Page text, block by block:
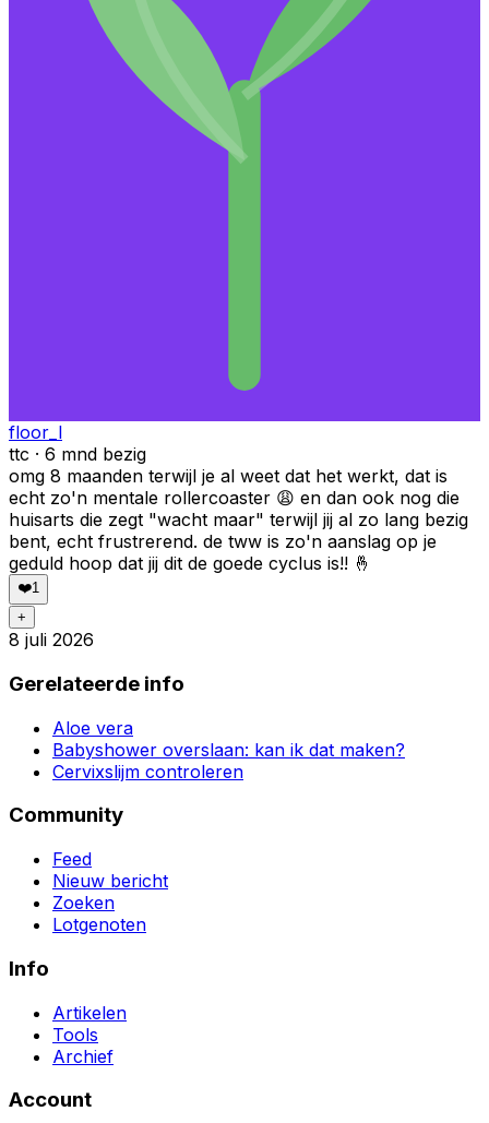
floor_l
ttc · 6 mnd bezig
omg 8 maanden terwijl je al weet dat het werkt, dat is
echt zo'n mentale rollercoaster 😩 en dan ook nog die
huisarts die zegt "wacht maar" terwijl jij al zo lang bezig
bent, echt frustrerend. de tww is zo'n aanslag op je
geduld hoop dat jij dit de goede cyclus is!! 🤞
❤️1
+
8 juli 2026
Gerelateerde info
Aloe vera
Babyshower overslaan: kan ik dat maken?
Cervixslijm controleren
Community
Feed
Nieuw bericht
Zoeken
Lotgenoten
Info
Artikelen
Tools
Archief
Account